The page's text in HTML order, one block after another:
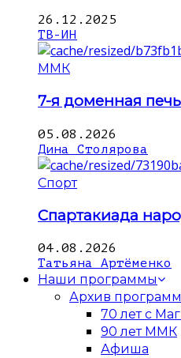
26.12.2025
ТВ-ИН
ММК
7-я доменная
05.08.2026
Дина Столярова
Спорт
Спартакиада
04.08.2026
Татьяна Артёменко
Наши программы
Архив программ
70 лет с
90 лет ММК
Афиша